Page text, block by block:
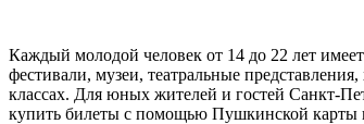
Каждый молодой человек от 14 до 22 лет
фестивали, музеи, театральные
классах. Для юных жителей и гостей Санкт-
купить билеты с помощью Пушкинской карты